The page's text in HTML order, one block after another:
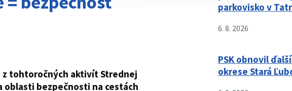
z tohtoročných aktivít Strednej
oblasti bezpečnosti na cestách
parkovisko v
6. 8. 2026
PSK obnovil
okrese Stará